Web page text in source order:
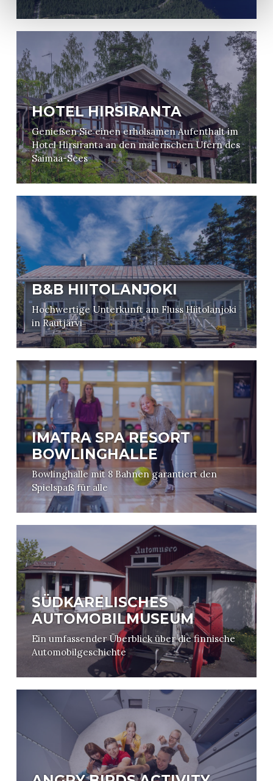
HOTEL HIRSIRANTA
Genießen Sie einen erholsamen Aufenthalt im
Hotel Hirsiranta an den malerischen Ufern des
Saimaa-Sees
B&B HIITOLANJOKI
Hochwertige Unterkunft am Fluss Hiitolanjoki
in Rautjärvi
IMATRA SPA RESORT
BOWLINGHALLE
Bowlinghalle mit 8 Bahnen garantiert den
Spielspaß für alle
SÜDKARELISCHES
AUTOMOBILMUSEUM
Ein umfassender Überblick über die finnische
Automobilgeschichte